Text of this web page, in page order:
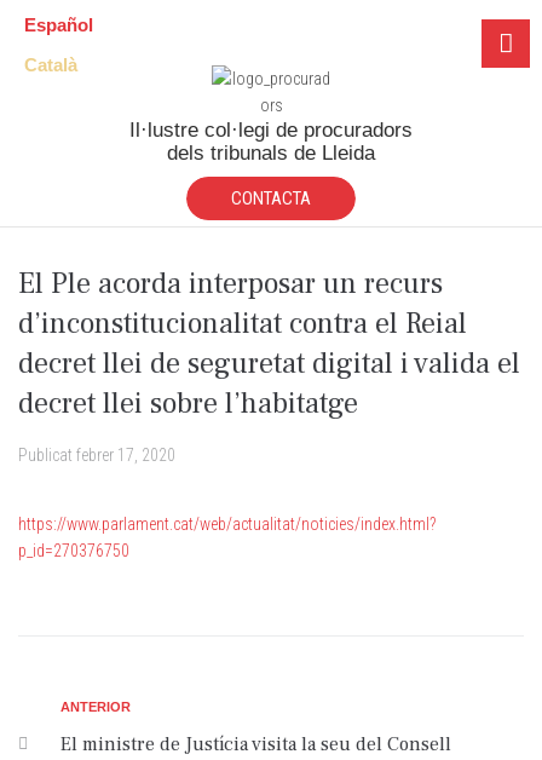
Español
Català
Il·lustre col·legi de procuradors
dels tribunals de Lleida
CONTACTA
El Ple acorda interposar un recurs
d’inconstitucionalitat contra el Reial
decret llei de seguretat digital i valida el
decret llei sobre l’habitatge
Publicat febrer 17, 2020
https://www.parlament.cat/web/actualitat/noticies/index.html?
p_id=270376750
ANTERIOR
El ministre de Justícia visita la seu del Consell